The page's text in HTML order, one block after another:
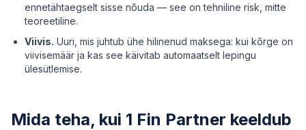
ennetähtaegselt sisse nõuda — see on tehniline risk, mitte
teoreetiline.
Viivis. Uuri, mis juhtub ühe hilinenud maksega: kui kõrge on
viivisemäär ja kas see käivitab automaatselt lepingu
ülesütlemise.
Mida teha, kui 1 Fin Partner keeldub